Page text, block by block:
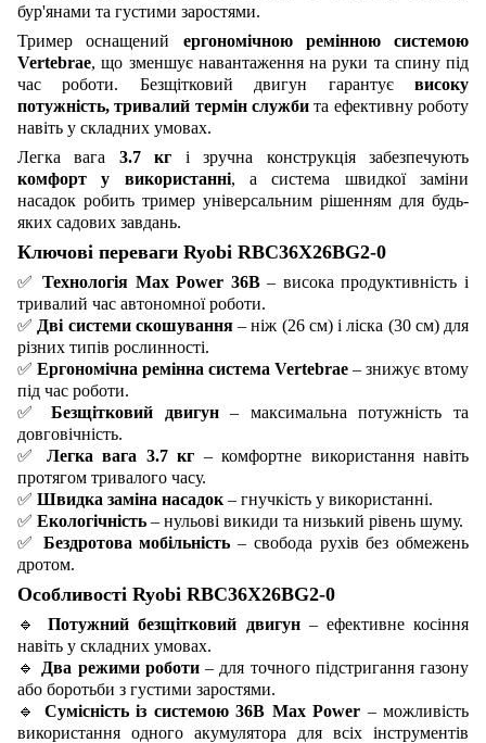
бур'янами та густими заростями.
Тример оснащений ергономічною ремінною системою
Vertebrae, що зменшує навантаження на руки та спину під
час роботи. Безщітковий двигун гарантує високу
потужність, тривалий термін служби та ефективну роботу
навіть у складних умовах.
Легка вага 3.7 кг і зручна конструкція забезпечують
комфорт у використанні, а система швидкої заміни
насадок робить тример універсальним рішенням для будь-
яких садових завдань.
Ключові переваги Ryobi RBC36X26BG2-0
✅ Технологія Max Power 36В– висока продуктивність і
тривалий час автономної роботи.
✅ Дві системи скошування– ніж (26 см) і ліска (30 см) для
різних типів рослинності.
✅ Ергономічна ремінна система Vertebrae – знижує втому
під час роботи.
✅
Безщітковий двигун– максимальна потужність та
довговічність.
✅
Легка вага 3.7 кг – комфортне використання навіть
протягом тривалого часу.
✅ Швидка заміна насадок – гнучкість у використанні.
✅ Екологічність – нульові викиди та низький рівень шуму.
✅
Бездротова мобільність – свобода рухів без обмежень
дротом.
Особливості Ryobi RBC36X26BG2-0
🔹 Потужний безщітковий двигун– ефективне косіння
навіть у складних умовах.
🔹
Два режими роботи– для точного підстригання газону
або боротьби з густими заростями.
🔹
Сумісність із системою 36В Max Power – можливість
використання одного акумулятора для всіх інструментів